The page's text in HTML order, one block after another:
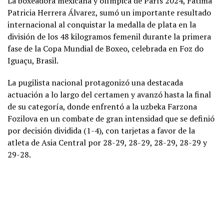
Patricia Herrera Álvarez, sumó un importante resultado
internacional al conquistar la medalla de plata en la
división de los 48 kilogramos femenil durante la primera
fase de la Copa Mundial de Boxeo, celebrada en Foz do
Iguaçu, Brasil.
La pugilista nacional protagonizó una destacada
actuación a lo largo del certamen y avanzó hasta la final
de su categoría, donde enfrentó a la uzbeka Farzona
Fozilova en un combate de gran intensidad que se definió
por decisión dividida (1-4), con tarjetas a favor de la
atleta de Asia Central por 28-29, 28-29, 28-29, 28-29 y
29-28.